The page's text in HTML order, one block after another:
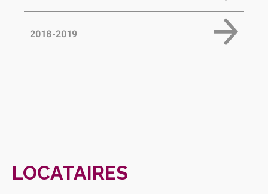
2018-2019
LOCATAIRES